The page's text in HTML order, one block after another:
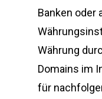
Banken oder
Währung
Domains im
für